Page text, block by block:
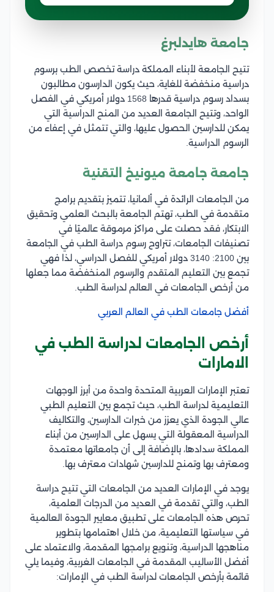
جامعة هايدلبرغ
تتيح الجامعة لأبناء المملكة دراسة تخصص الطب برسوم
دراسية منخفضة للغاية، حيث يكون الدارسون مطالبون
بسداد رسوم دراسية قدرها 1568 دولار أمريكي في الفصل
الواحد، وتتيح الجامعة العديد من المنح الدراسية التي
يمكن للدارسين الحصول عليها، والتي تتمثل في إعفاء من
الرسوم الدراسية.
جامعة جامعة ميونيخ التقنية
من الجامعات الرائدة في ألمانيا، تتميز بتقديم برامج
متقدمة في الطب، تهتم الجامعة بالبحث العلمي وتحقيق
الابتكار، فقد حصلت على مراكز مرموقة عالميًا في
تصنيفات الجامعات، تتراوح رسوم دراسة الطب في الجامعة
بين 2100: 3140 دولار أمريكي للفصل الدراسي، لذا فهي
تجمع بين التعليم المتقدم والرسوم المنخفضة مما جعلها
من أرخص الجامعات في العالم لدراسة الطب.
أفضل جامعات الطب في العالم العربي
أرخص الجامعات لدراسة الطب في
الامارات
تعتبر الإمارات العربية المتحدة واحدة من أبرز الوجهات
التعليمية لدراسة الطب، حيث تجمع بين التعليم الطبي
عالي الجودة الذي يعزز من خبرات الدارسين، والتكاليف
الدراسية المعقولة التي يسهل على الدارسين من أبناء
المملكة سدادها، بالإضافة إلى أن جامعاتها معتمدة
ومعترف بها وتمنح للدارسين شهادات معترف بها.
يوجد في الإمارات العديد من الجامعات التي تتيح دراسة
الطب، والتي تقدمة في العديد من الدرجات العلمية،
تحرص هذه الجامعات على تطبيق معايير الجودة العالمية
في سياستها التعليمية، من خلال اهتمامها بتطوير
مناهجها الدراسية، وتنويع برامجها المقدمة، والاعتماد على
أفضل الأساليب المقدمة في الجامعات الغربية، وفيما يلي
قائمة بأرخص الجامعات لدراسة الطب في الإمارات: